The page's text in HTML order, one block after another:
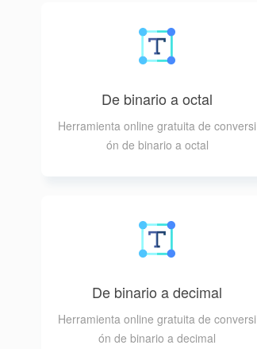
De binario a octal
Herramienta online gratuita de conversi
ón de binario a octal
De binario a decimal
Herramienta online gratuita de conversi
ón de binario a decimal